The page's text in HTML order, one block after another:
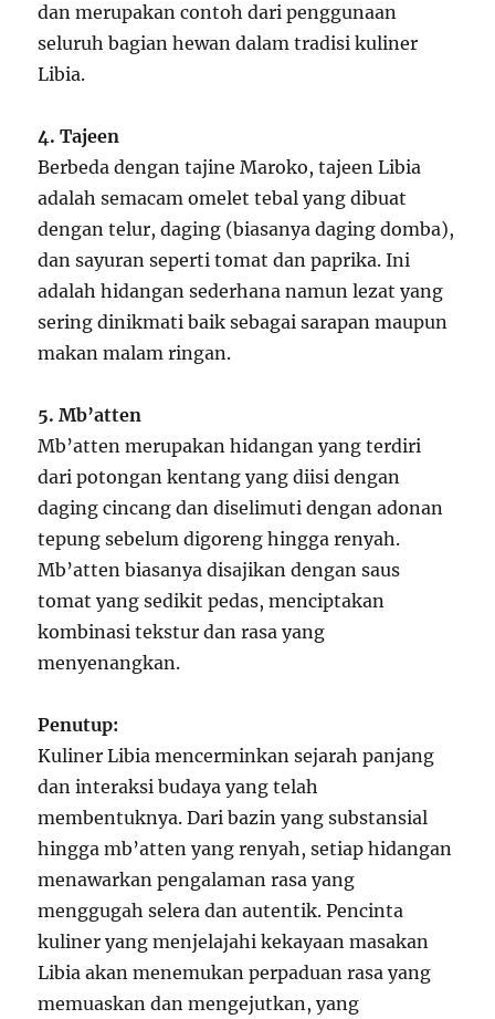
dan merupakan contoh dari penggunaan
seluruh bagian hewan dalam tradisi kuliner
Libia.
4. Tajeen
Berbeda dengan tajine Maroko, tajeen Libia
adalah semacam omelet tebal yang dibuat
dengan telur, daging (biasanya daging domba),
dan sayuran seperti tomat dan paprika. Ini
adalah hidangan sederhana namun lezat yang
sering dinikmati baik sebagai sarapan maupun
makan malam ringan.
5. Mb’atten
Mb’atten merupakan hidangan yang terdiri
dari potongan kentang yang diisi dengan
daging cincang dan diselimuti dengan adonan
tepung sebelum digoreng hingga renyah.
Mb’atten biasanya disajikan dengan saus
tomat yang sedikit pedas, menciptakan
kombinasi tekstur dan rasa yang
menyenangkan.
Penutup:
Kuliner Libia mencerminkan sejarah panjang
dan interaksi budaya yang telah
membentuknya. Dari bazin yang substansial
hingga mb’atten yang renyah, setiap hidangan
menawarkan pengalaman rasa yang
menggugah selera dan autentik. Pencinta
kuliner yang menjelajahi kekayaan masakan
Libia akan menemukan perpaduan rasa yang
memuaskan dan mengejutkan, yang